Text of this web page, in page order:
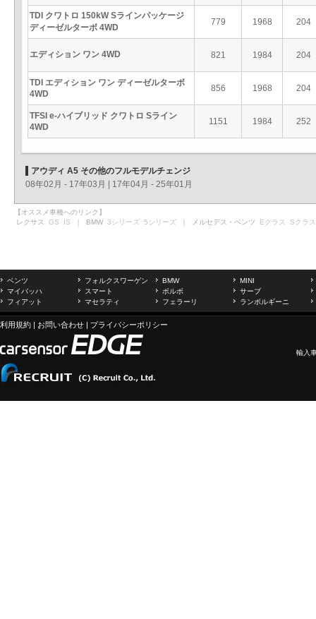
TDI クワトロ 150kW Sラインパッケージ
ディーゼルターボ 4WD
779 1968 204
エディション ワン 4WD 821 1984 204
TDI エディション ワン ディーゼルターボ
4WD
856 1968 204
TFSI e-ハイブリッド クワトロ Sライン
4WD
1151 1984 252
アウディ A5 その他のフルモデルチェンジ
08年02月 - 17年03月
17年04月 - 25年01月
【オススメ車種へのリンク】
レクサス GS IS ｜ BMW 3シリーズ 5シリーズ ｜ メルセデス・ベンツ Eクラス Sクラス
ベンツ フォルクスワーゲン BMW
MINI
マイバッハ
スマート ボルボ
サーブ
フィアット
マセラティ フェラーリ ランボルギーニ
利用規約 | お問い合わせ | プライバシーポリシー
輸入